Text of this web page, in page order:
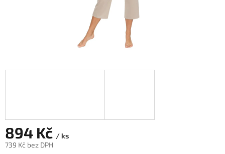
894 Kč / ks
739 Kč bez DPH